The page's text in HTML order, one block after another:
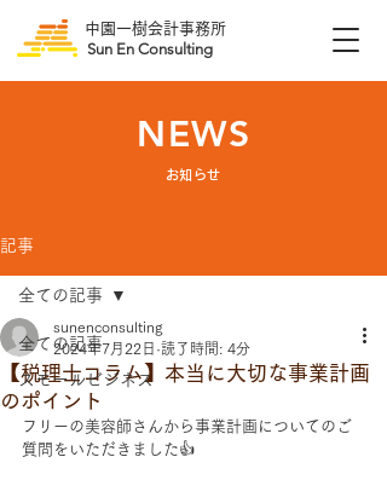
中園一樹会計事務所
Sun En Consulting
NEWS
​お知らせ
記事
全ての記事
スモールビジネス
全ての記事
【税理士コラム】本当に大切な事業計画
のポイント
sunenconsulting
2024年7月22日 読了時間: 4分
フリーの美容師さんから事業計画についてのご
質問をいただきました👍